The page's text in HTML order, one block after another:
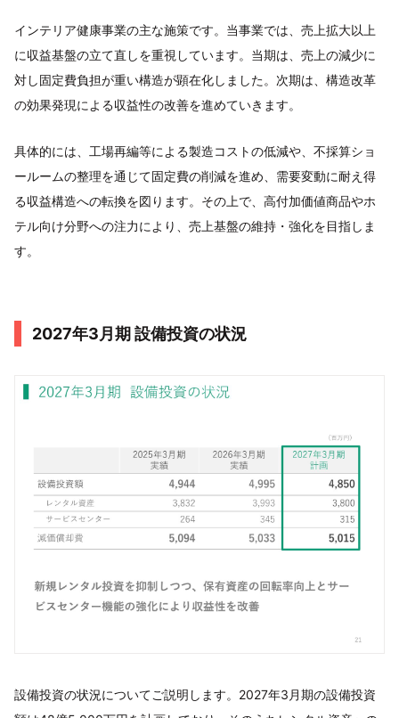
インテリア健康事業の主な施策です。当事業では、売上拡大以上
に収益基盤の立て直しを重視しています。当期は、売上の減少に
対し固定費負担が重い構造が顕在化しました。次期は、構造改革
の効果発現による収益性の改善を進めていきます。
具体的には、工場再編等による製造コストの低減や、不採算ショ
ールームの整理を通じて固定費の削減を進め、需要変動に耐え得
る収益構造への転換を図ります。その上で、高付加価値商品やホ
テル向け分野への注力により、売上基盤の維持・強化を目指しま
す。
2027年3月期 設備投資の状況
設備投資の状況についてご説明します。2027年3月期の設備投資